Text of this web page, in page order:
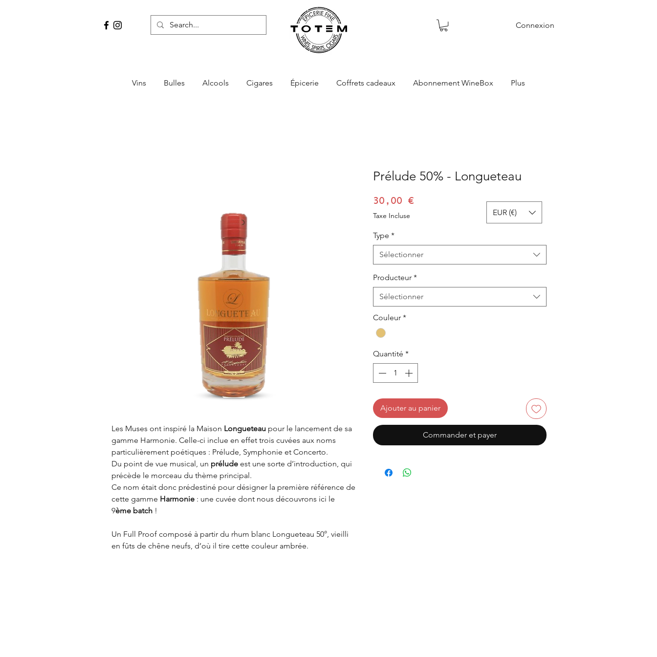
Connexion
Vins Bulles Alcools Cigares Épicerie Coffrets cadeaux Abonnement WineBox Plus
Les Muses ont inspiré la Maison Longueteaupour le lancement de sa
gamme Harmonie. Celle-ci inclue en effet trois cuvées aux noms
particulièrement poétiques : Prélude, Symphonie et Concerto.
Du point de vue musical, un préludeest une sorte d’introduction, qui
précède le morceau du thème principal.
Ce nom était donc prédestiné pour désigner la première référence de
cette gamme Harmonie: une cuvée dont nous découvrons ici le
9ème batch!
Un Full Proof composé à partir du rhum blanc Longueteau 50°, vieilli
en fûts de chêne neufs, d’où il tire cette couleur ambrée.
Prélude 50% - Longueteau
30,00 €Prix
Taxe Incluse
Type *
Sélectionner
Producteur *
Sélectionner
Couleur *
Quantité *
Ajouter au panier
Commander et payer
EUR (€)